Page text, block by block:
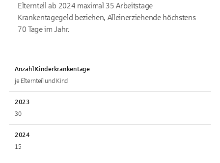
Elternteil ab 2024 maximal 35 Arbeitstage
Krankentagegeld beziehen, Alleinerziehende höchstens
70 Tage im Jahr.
Anzahl Kinderkrankentage
je Elternteil und Kind
2023
30
2024
15